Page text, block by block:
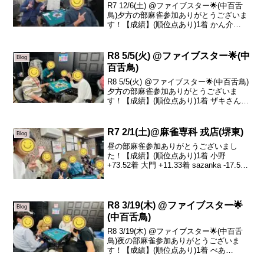
R7 12/6(土) @ファイブスター🌟(中百舌
鳥)夕方の部麻雀参加ありがとうございま
す！【成績】(順位点あり)1着 かん介
トップはかん...
Blog
R8 5/5(火) @ファイブスター🌟(中
百舌鳥)
R8 5/5(火) @ファイブスター🌟(中百舌鳥)
夕方の部麻雀参加ありがとうございま
す！【成績】(順位点あり)1着 ザキさん
はザ...
Blog R7 2/1(土)@麻雀専科 戎店(堺東)
昼の部麻雀参加ありがとうございまし
た！【成績】(順位点あり)1着 小野
+73.52着 大門 +11.33着 sazanka -17.54
Blog
R8 3/19(木) @ファイブスター🌟
(中百舌鳥)
R8 3/19(木) @ファイブスター🌟(中百舌
鳥)夜の部麻雀参加ありがとうございま
す！【成績】(順位点あり)1着 べあ